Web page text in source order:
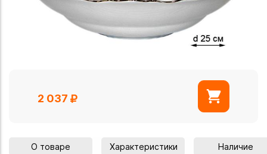
2 037
О товаре Характеристики Наличие